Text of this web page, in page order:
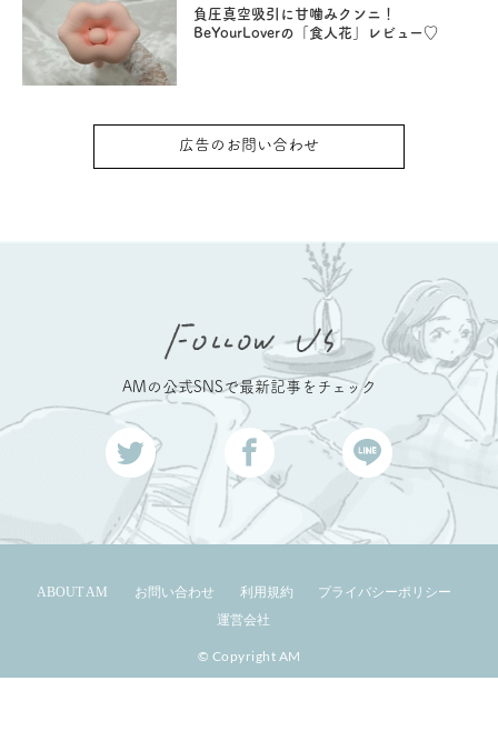
負圧真空吸引に甘噛みクンニ！
BeYourLoverの「食人花」レビュー♡
広告のお問い合わせ
AMの公式SNSで最新記事をチェック
ABOUT AM お問い合わせ 利用規約
プライバシーポリシー
運営会社
© Copyright AM